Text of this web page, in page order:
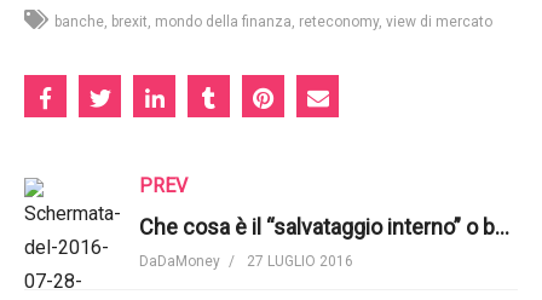
banche brexit mondo della finanza reteconomy view di mercato
PREV
Che cosa è il “salvataggio interno” o bail-in
DaDaMoney 27 LUGLIO 2016